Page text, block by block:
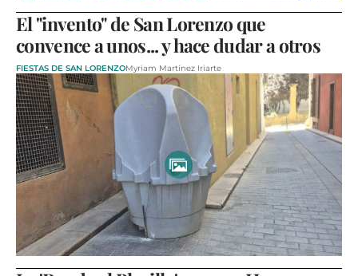
El "invento" de San Lorenzo que
convence a unos... y hace dudar a otros
FIESTAS DE SAN LORENZOMyriam Martínez Iriarte